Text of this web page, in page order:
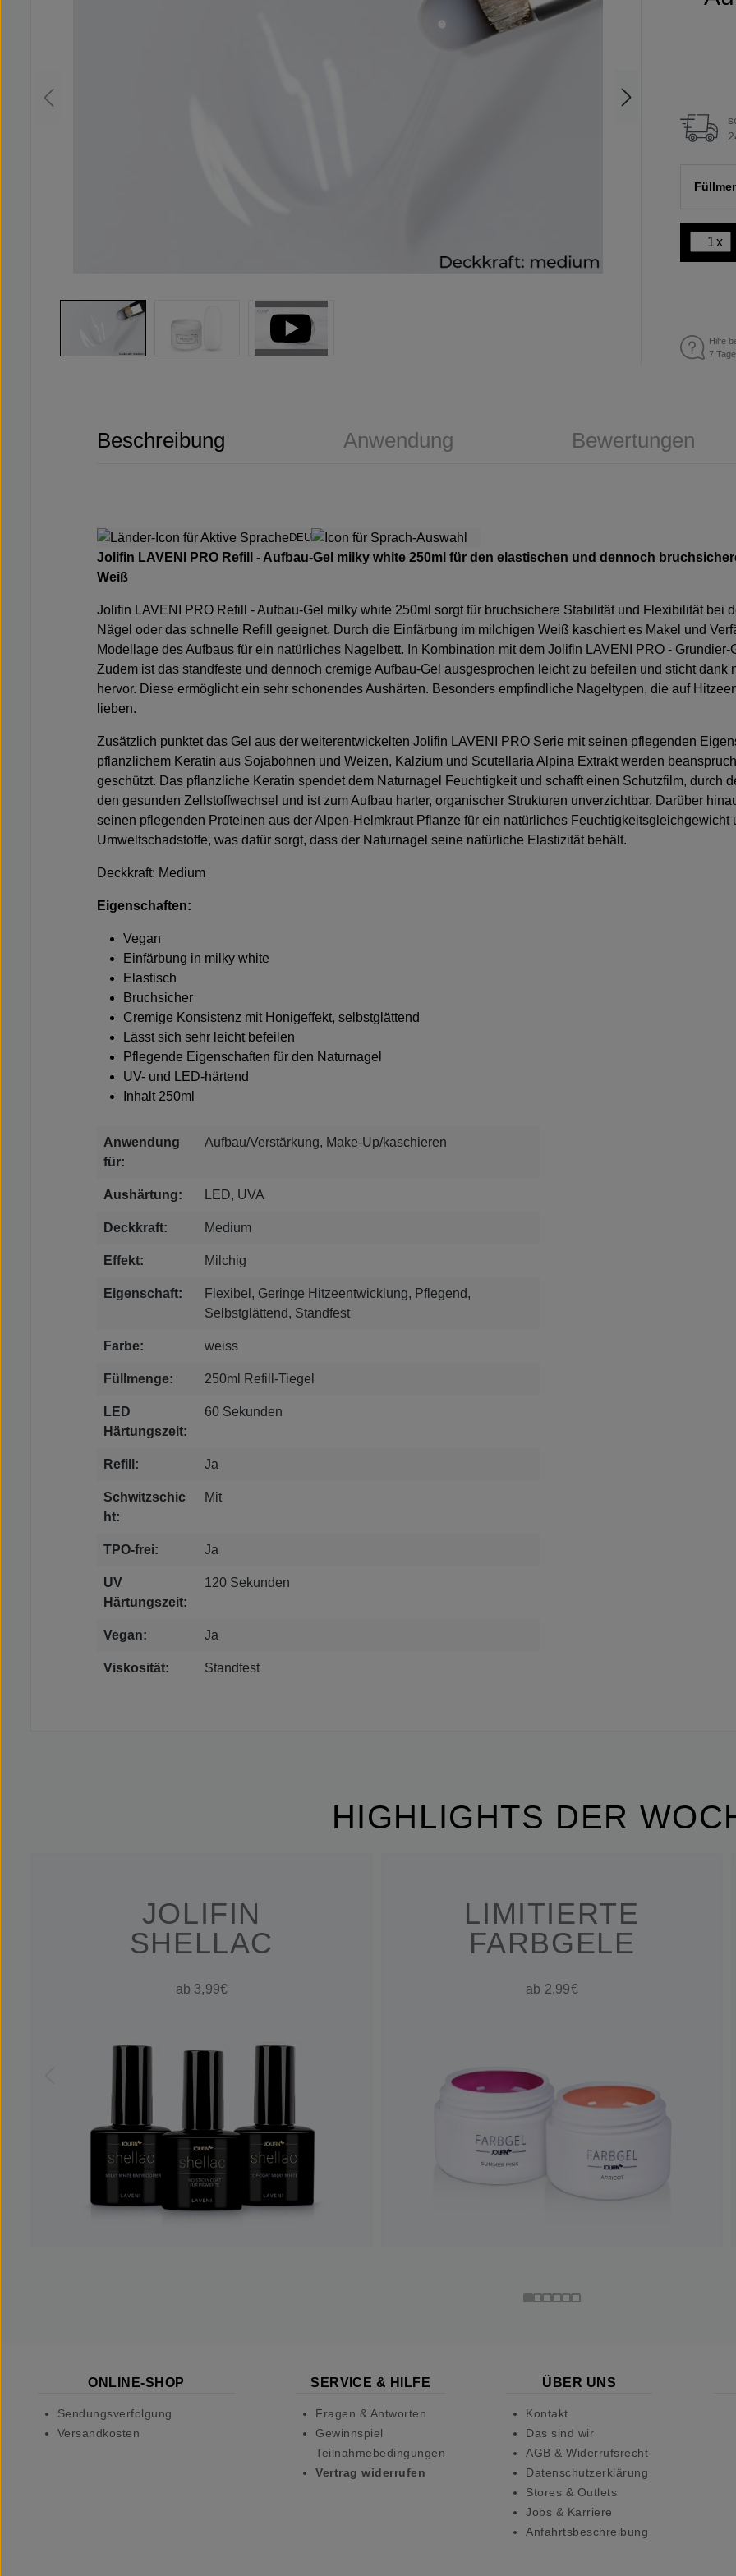
x
Hilfe
7
Beschreibung Anwendung Bewertungen
DEU
Jolifin LAVENI PRO Refill - Aufbau-Gel milky white 250ml für den elastischen und dennoch
Weiß
Jolifin LAVENI PRO Refill - Aufbau-Gel milky white 250ml sorgt für bruchsichere Stabilität und Flexibilität bei
Nägel oder das schnelle Refill geeignet. Durch die Einfärbung im milchigen Weiß kaschiert es Makel und
Modellage des Aufbaus für ein natürliches Nagelbett. In Kombination mit dem Jolifin LAVENI PRO -
Zudem ist das standfeste und dennoch cremige Aufbau-Gel ausgesprochen leicht zu befeilen und sticht
hervor. Diese ermöglicht ein sehr schonendes Aushärten. Besonders empfindliche Nageltypen, die auf
lieben.
Zusätzlich punktet das Gel aus der weiterentwickelten Jolifin LAVENI PRO Serie mit seinen pflegenden
pflanzlichem Keratin aus Sojabohnen und Weizen, Kalzium und Scutellaria Alpina Extrakt werden
geschützt. Das pflanzliche Keratin spendet dem Naturnagel Feuchtigkeit und schafft einen Schutzfilm, durch
den gesunden Zellstoffwechsel und ist zum Aufbau harter, organischer Strukturen unverzichtbar. Darüber
seinen pflegenden Proteinen aus der Alpen-Helmkraut Pflanze für ein natürliches
Umweltschadstoffe, was dafür sorgt, dass der Naturnagel seine natürliche Elastizität behält.
Deckkraft: Medium
Eigenschaften:
Vegan
Einfärbung in milky white
Elastisch
Bruchsicher
Cremige Konsistenz mit Honigeffekt, selbstglättend
Lässt sich sehr leicht befeilen
Pflegende Eigenschaften für den Naturnagel
UV- und LED-härtend
Inhalt 250ml
Anwendung
für:
Aufbau/Verstärkung, Make-Up/kaschieren
Aushärtung: LED, UVA
Deckkraft: Medium
Effekt: Milchig
Eigenschaft:
Flexibel, Geringe Hitzeentwicklung, Pflegend,
Selbstglättend, Standfest
Farbe: weiss
Füllmenge: 250ml Refill-Tiegel
LED
Härtungszeit:
60 Sekunden
Refill: Ja
Schwitzschic
ht:
Mit
TPO-frei: Ja
UV
Härtungszeit:
120 Sekunden
Vegan: Ja
Viskosität: Standfest
HIGHLIGHTS DER
JOLIFIN
SHELLAC
ab 3,99€
LIMITIERTE
FARBGELE
ab 2,99€
ONLINE-SHOP
Sendungsverfolgung
Versandkosten
SERVICE & HILFE
Fragen & Antworten
Gewinnspiel
Teilnahmebedingungen
Vertrag widerrufen
ÜBER UNS
Kontakt
Das sind wir
AGB & Widerrufsrecht
Datenschutzerklärung
Stores & Outlets
Jobs & Karriere
Anfahrtsbeschreibung